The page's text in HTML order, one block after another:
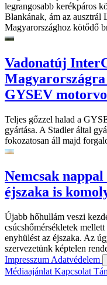
legrangosabb kerékpáros
Blankának, ám az ausztrál
Magyarországhoz kötődő
Vadonatúj
Magyarországra
GYSEV
Teljes gőzzel halad a
gyártása. A Stadler által
fokozatosan áll majd
Nemcsak
éjszaka is
Újabb hőhullám veszi
csúcshőmérsékletek
enyhülést az éjszaka. Az
szervezetünk képtelen
Impresszum Adatvédelem
Médiaajánlat Kapcsolat